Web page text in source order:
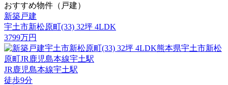
おすすめ物件（戸建）
新築戸建
宇土市新松原町(33) 32坪 4LDK
3799万円
JR鹿児島本線宇土駅
徒歩9分